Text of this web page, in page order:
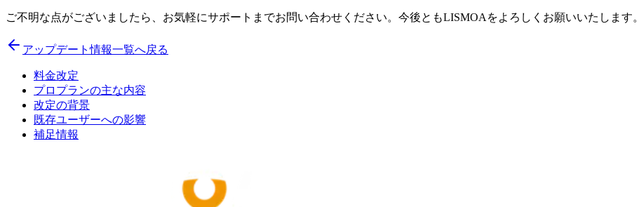
ご不明な点がございましたら、お気軽にサポートまでお問い合わせください。今後ともLISMOAをよろしくお願いいたします。
アップデート情報一覧へ戻る
料金改定
プロプランの主な内容
改定の背景
既存ユーザーへの影響
補足情報